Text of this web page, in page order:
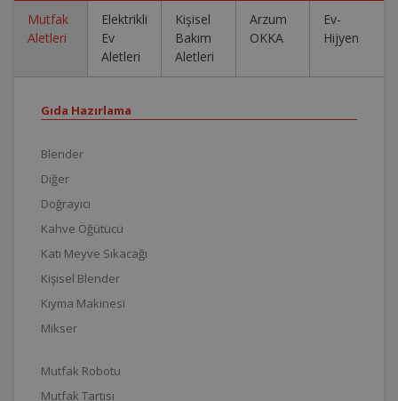
Mutfak
Aletleri
Elektrikli
Ev
Aletleri
Kişisel
Bakım
Aletleri
Arzum
OKKA
Ev-
Hijyen
Gıda Hazırlama
Blender
Diğer
Doğrayıcı
Kahve Öğütücü
Katı Meyve Sıkacağı
Kişisel Blender
Kıyma Makinesi
Mikser
Mutfak Robotu
Mutfak Tartısı